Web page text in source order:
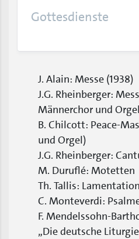
Gottesdienste
J. Alain: Messe (1938)
J.G. Rheinberger:
Männerchor und
B. Chilcott: Peace-
und Orgel)
J.G. Rheinberger:
M. Duruflé: Motetten
Th. Tallis:
C. Monteverdi:
F. Mendelssohn-
„Die deutsche